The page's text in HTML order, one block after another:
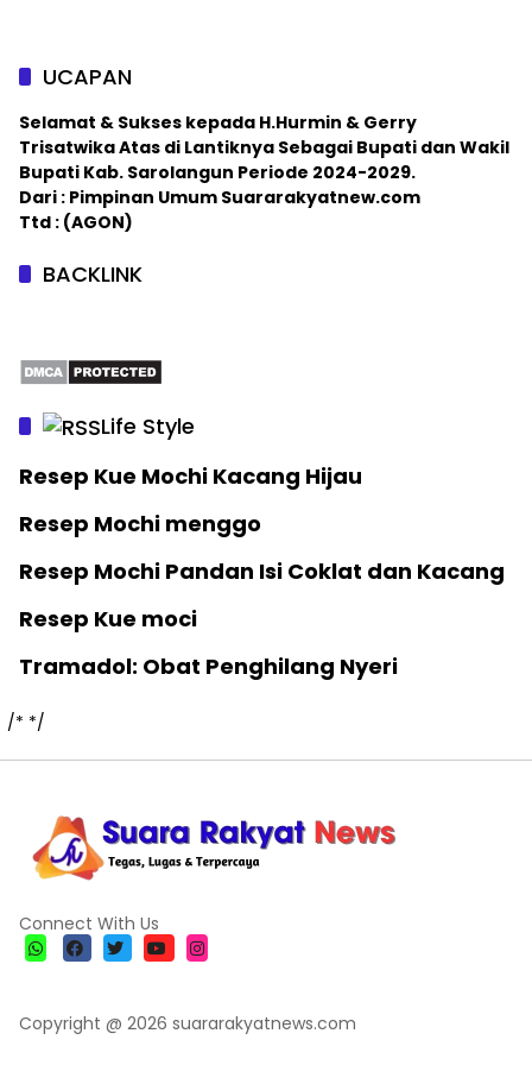
UCAPAN
Selamat & Sukses kepada H.Hurmin & Gerry
Trisatwika Atas di Lantiknya Sebagai Bupati dan Wakil
Bupati Kab. Sarolangun Periode 2024-2029.
Dari : Pimpinan Umum Suararakyatnew.com
Ttd : (AGON)
BACKLINK
Life Style
Resep Kue Mochi Kacang Hijau
Resep Mochi menggo
Resep Mochi Pandan Isi Coklat dan Kacang
Resep Kue moci
Tramadol: Obat Penghilang Nyeri
/* */
Connect With Us
Copyright @ 2026 suararakyatnews.com